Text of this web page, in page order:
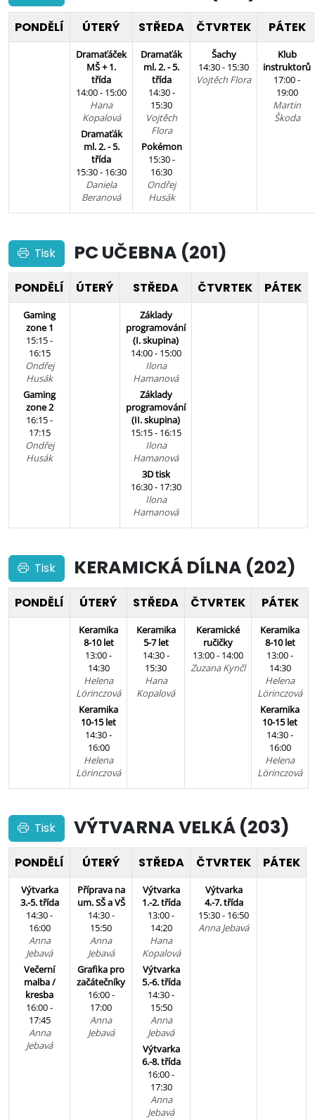
PONDĚLÍ ÚTERÝ STŘEDA ČTVRTEK PÁTEK
Dramaťáček
MŠ + 1.
třída
14:00 - 15:00
Hana
Kopalová
Dramaťák
ml. 2. - 5.
třída
15:30 - 16:30
Daniela
Beranová
Dramaťák
ml. 2. - 5.
třída
14:30 -
15:30
Vojtěch
Flora
Pokémon
15:30 -
16:30
Ondřej
Husák
Šachy
14:30 - 15:30
Vojtěch Flora
Klub
instruktorů
17:00 -
19:00
Martin
Škoda
Tisk PC UČEBNA (201)
PONDĚLÍ ÚTERÝ STŘEDA ČTVRTEK PÁTEK
Gaming
zone 1
15:15 -
16:15
Ondřej
Husák
Gaming
zone 2
16:15 -
17:15
Ondřej
Husák
Základy
programování
(I. skupina)
14:00 - 15:00
Ilona
Hamanová
Základy
programování
(II. skupina)
15:15 - 16:15
Ilona
Hamanová
3D tisk
16:30 - 17:30
Ilona
Hamanová
Tisk KERAMICKÁ DÍLNA (202)
PONDĚLÍ ÚTERÝ STŘEDA ČTVRTEK PÁTEK
Keramika
8-10 let
13:00 -
14:30
Helena
Lörinczová
Keramika
10-15 let
14:30 -
16:00
Helena
Lörinczová
Keramika
5-7 let
14:30 -
15:30
Hana
Kopalová
Keramické
ručičky
13:00 - 14:00
Zuzana Kynčl
Keramika
8-10 let
13:00 -
14:30
Helena
Lörinczová
Keramika
10-15 let
14:30 -
16:00
Helena
Lörinczová
Tisk VÝTVARNA VELKÁ (203)
PONDĚLÍ ÚTERÝ STŘEDA ČTVRTEK PÁTEK
Výtvarka
3.-5. třída
14:30 -
16:00
Anna
Jebavá
Večerní
malba /
kresba
16:00 -
17:45
Anna
Jebavá
Příprava na
um. SŠ a VŠ
14:30 -
15:50
Anna
Jebavá
Grafika pro
začátečníky
16:00 -
17:00
Anna
Jebavá
Výtvarka
1.-2. třída
13:00 -
14:20
Hana
Kopalová
Výtvarka
5.-6. třída
14:30 -
15:50
Anna
Jebavá
Výtvarka
6.-8. třída
16:00 -
17:30
Anna
Jebavá
Výtvarka
4.-7. třída
15:30 - 16:50
Anna Jebavá